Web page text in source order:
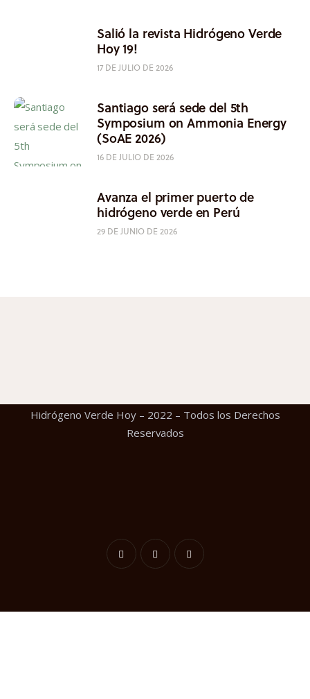
Salió la revista Hidrógeno Verde
Hoy 19!
17 DE JULIO DE 2026
Santiago será sede del 5th
Symposium on Ammonia Energy
(SoAE 2026)
16 DE JULIO DE 2026
Avanza el primer puerto de
hidrógeno verde en Perú
29 DE JUNIO DE 2026
Hidrógeno Verde Hoy – 2022 – Todos los Derechos
Reservados